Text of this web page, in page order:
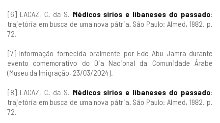
[6] LACAZ, C. da S. Médicos sírios e libaneses do passado:
trajetória em busca de uma nova pátria. São Paulo: Almed, 1982. p.
72.
[7] Informação fornecida oralmente por Ede Abu Jamra durante
evento comemorativo do Dia Nacional da Comunidade Árabe
(Museu da Imigração, 23/03/2024).
[8] LACAZ, C. da S. Médicos sírios e libaneses do passado:
trajetória em busca de uma nova pátria. São Paulo: Almed, 1982. p.
72.